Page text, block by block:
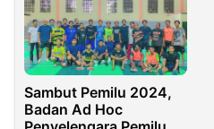
Sambut Pemilu 2024,
Badan Ad Hoc